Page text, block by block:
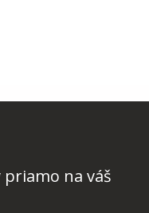
na váš